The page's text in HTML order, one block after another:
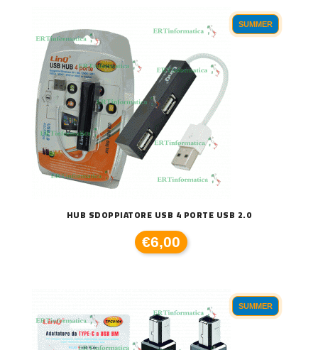
SUMMER
HUB SDOPPIATORE USB 4 PORTE USB 2.0
€6,00
SUMMER